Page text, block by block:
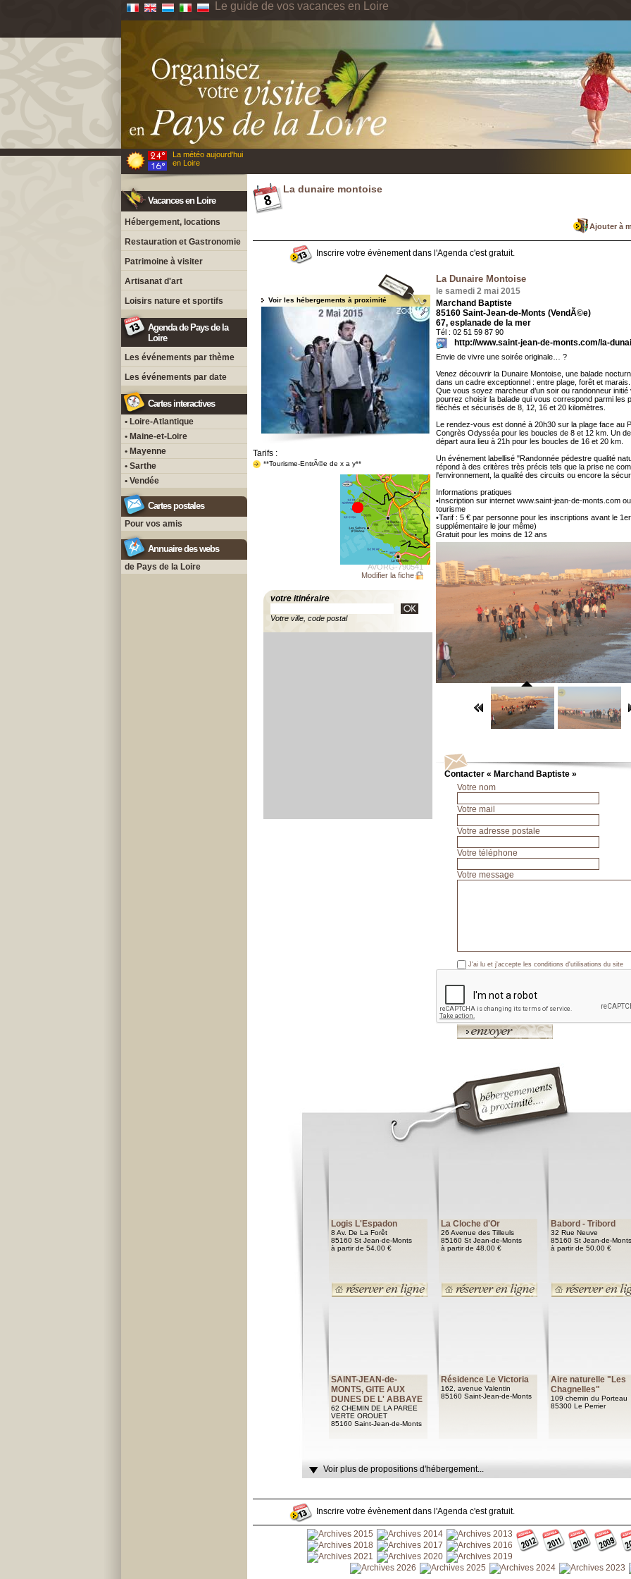
Le guide de vos vacances en Loire
La météo aujourd'hui
en Loire
Vacances en Loire
Hébergement, locations
Restauration et Gastronomie
Patrimoine à visiter
Artisanat d'art
Loisirs nature et sportifs
Agenda de Pays de la
Loire
Les événements par thème
Les événements par date
Cartes interactives
• Loire-Atlantique
• Maine-et-Loire
• Mayenne
• Sarthe
• Vendée
Cartes postales
Pour vos amis
Annuaire des webs
de Pays de la Loire
La dunaire montoise
Ajouter à
Inscrire votre évènement dans l'Agenda c'est gratuit.
Voir les hébergements à proximité
Tarifs :
**Tourisme-EntrÃ©e de x a y**
AVORG-790541
Modifier la fiche
votre itinéraire
Votre ville, code postal
La Dunaire Montoise
le samedi 2 mai 2015
Marchand Baptiste
85160 Saint-Jean-de-Monts (VendÃ©e)
67, esplanade de la mer
Tél : 02 51 59 87 90
http://www.saint-jean-de-monts.com/la-
Envie de vivre une soirée originale… ?
Venez découvrir la Dunaire Montoise, une balade
dans un cadre exceptionnel : entre plage, forêt et marais.
Que vous soyez marcheur d’un soir ou randonneur initié
pourrez choisir la balade qui vous correspond parmi les
fléchés et sécurisés de 8, 12, 16 et 20 kilomètres.
Le rendez-vous est donné à 20h30 sur la plage face au
Congrès Odysséa pour les boucles de 8 et 12 km. Un
départ aura lieu à 21h pour les boucles de 16 et 20 km.
Un événement labellisé "Randonnée pédestre qualité
répond à des critères très précis tels que la prise ne
l'environnement, la qualité des circuits ou encore la
Informations pratiques
•Inscription sur internet www.saint-jean-de-monts.com ou
tourisme
•Tarif : 5 € par personne pour les inscriptions avant le
supplémentaire le jour même)
Gratuit pour les moins de 12 ans
Contacter « Marchand Baptiste »
Votre nom
Votre mail
Votre adresse postale
Votre téléphone
Votre message
J'ai lu et j'accepte les conditions d'utilisations du site
Logis L'Espadon
8 Av. De La Forêt
85160 St Jean-de-Monts
à partir de 54.00 €
La Cloche d'Or
26 Avenue des Tilleuls
85160 St Jean-de-Monts
à partir de 48.00 €
Babord - Tribord
32 Rue Neuve
85160 St Jean-de-Monts
à partir de 50.00 €
SAINT-JEAN-de-
MONTS, GITE AUX
DUNES DE L' ABBAYE
62 CHEMIN DE LA PAREE
VERTE OROUET
85160 Saint-Jean-de-Monts
Résidence Le Victoria
162, avenue Valentin
85160 Saint-Jean-de-Monts
Aire naturelle "Les
Chagnelles"
109 chemin du Porteau
85300 Le Perrier
Voir plus de propositions d'hébergement...
Inscrire votre évènement dans l'Agenda c'est gratuit.